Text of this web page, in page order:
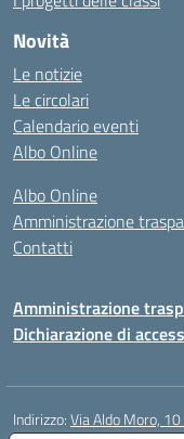
Novità
Le notizie
Le circolari
Calendario eventi
Albo Online
Albo Online
Amministrazione
Contatti
Amministrazione
Dichiarazione di
Indirizzo:Via Aldo Moro,